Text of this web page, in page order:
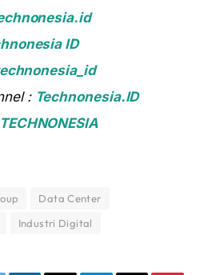
ID
: Technonesia.ID
TECHNONESIA
Data Center
Industri Digital